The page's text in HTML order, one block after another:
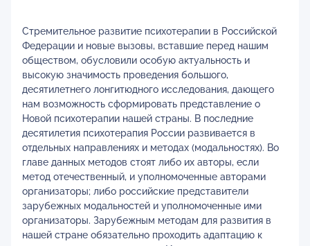
Стремительное развитие психотерапии в Российской
Федерации и новые вызовы, вставшие перед нашим
обществом, обусловили особую актуальность и
высокую значимость проведения большого,
десятилетнего лонгитюдного исследования, дающего
нам возможность сформировать представление о
Новой психотерапии нашей страны. В последние
десятилетия психотерапия России развивается в
отдельных направлениях и методах (модальностях). Во
главе данных методов стоят либо их авторы, если
метод отечественный, и уполномоченные авторами
организаторы; либо российские представители
зарубежных модальностей и уполномоченные ими
организаторы. Зарубежным методам для развития в
нашей стране обязательно проходить адаптацию к